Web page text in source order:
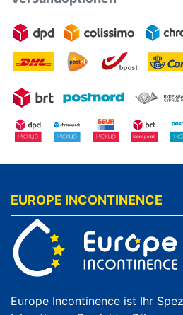
EUROPE INCONTINENCE
Europe Incontinence ist Ihr